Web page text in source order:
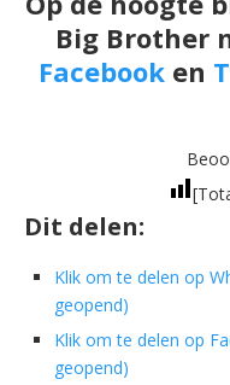
Big Brother
Facebook en
Dit delen:
Klik om te delen op
geopend)
Klik om te delen op
geopend)